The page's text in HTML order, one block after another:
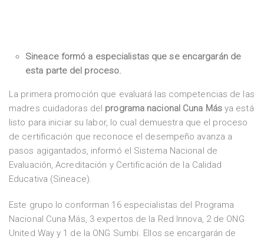
Sineace formó a especialistas que se encargarán de
esta parte del proceso.
La primera promoción que evaluará las competencias de las
madres cuidadoras del programa nacional Cuna Másya está
listo para iniciar su labor, lo cual demuestra que el proceso
de certificación que reconoce el desempeño avanza a
pasos agigantados, informó el Sistema Nacional de
Evaluación, Acreditación y Certificación de la Calidad
Educativa (Sineace).
Este grupo lo conforman 16 especialistas del Programa
Nacional Cuna Más, 3 expertos de la Red Innova, 2 de ONG
United Way y 1 de la ONG Sumbi. Ellos se encargarán de